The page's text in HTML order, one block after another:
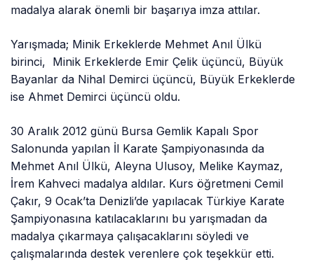
madalya alarak önemli bir başarıya imza attılar.
Yarışmada; Minik Erkeklerde Mehmet Anıl Ülkü
birinci, Minik Erkeklerde Emir Çelik üçüncü, Büyük
Bayanlar da Nihal Demirci üçüncü, Büyük Erkeklerde
ise Ahmet Demirci üçüncü oldu.
30 Aralık 2012 günü Bursa Gemlik Kapalı Spor
Salonunda yapılan İl Karate Şampiyonasında da
Mehmet Anıl Ülkü, Aleyna Ulusoy, Melike Kaymaz,
İrem Kahveci madalya aldılar. Kurs öğretmeni Cemil
Çakır, 9 Ocak’ta Denizli’de yapılacak Türkiye Karate
Şampiyonasına katılacaklarını bu yarışmadan da
madalya çıkarmaya çalışacaklarını söyledi ve
çalışmalarında destek verenlere çok teşekkür etti.